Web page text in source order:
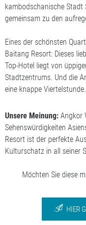
kambodschanische
gemeinsam zu den
Eines der schönsten
Baitang Resort: Dieses
Top-Hotel liegt von
Stadtzentrums. Und die
eine knappe Viertelstunde.
Unsere Meinung: Angkor
Sehenswürdigkeiten
Resort ist der perfekte
Kulturschatz in all seiner
Möchten Sie diese
HIER